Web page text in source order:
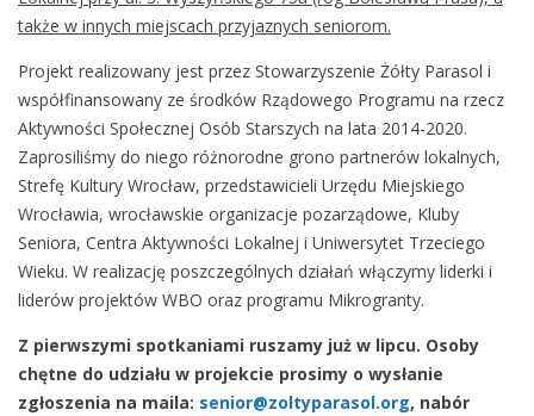
także w innych miejscach przyjaznych seniorom.
Projekt realizowany jest przez Stowarzyszenie Żółty Parasol i
współfinansowany ze środków Rządowego Programu na rzecz
Aktywności Społecznej Osób Starszych na lata 2014-2020.
Zaprosiliśmy do niego różnorodne grono partnerów lokalnych,
Strefę Kultury Wrocław, przedstawicieli Urzędu Miejskiego
Wrocławia, wrocławskie organizacje pozarządowe, Kluby
Seniora, Centra Aktywności Lokalnej i Uniwersytet Trzeciego
Wieku. W realizację poszczególnych działań włączymy liderki i
liderów projektów WBO oraz programu Mikrogranty.
Z pierwszymi spotkaniami ruszamy już w lipcu. Osoby
chętne do udziału w projekcie prosimy o wysłanie
zgłoszenia na maila: senior@zoltyparasol.org, nabór